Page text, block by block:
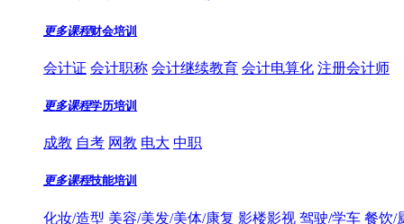
更多课程财会培训
会计证 会计职称 会计继续教育 会计电算化 注册会计师
更多课程学历培训
成教 自考 网教 电大 中职
更多课程技能培训
化妆/造型 美容/美发/美体/康复 影楼影视 驾驶/学车 餐饮/